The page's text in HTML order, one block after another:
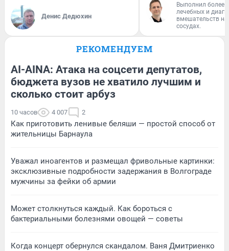
Денис Дедюхин
Выполнил более
лечебных и
вмешательств на
сосудах.
РЕКОМЕНДУЕМ
AI-AINA: Атака на соцсети депутатов,
бюджета вузов не хватило лучшим и
сколько стоит арбуз
10 часов 4 007 2
Как приготовить ленивые беляши — простой способ от
жительницы Барнаула
Уважал иноагентов и размещал фривольные картинки:
эксклюзивные подробности задержания в Волгограде
мужчины за фейки об армии
Может столкнуться каждый. Как бороться с
бактериальными болезнями овощей — советы
Когда концерт обернулся скандалом. Ваня Дмитриенко